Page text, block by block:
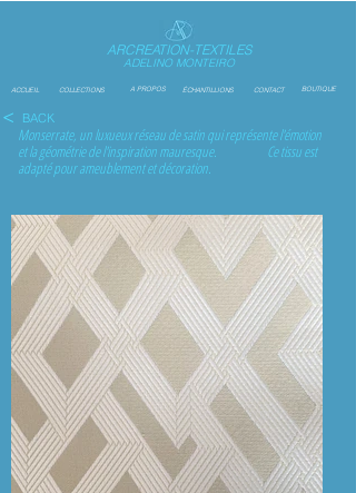
ARCREATION-TEXTILES
ADELINO MONTEIRO
ACCUEIL COLLECTIONS A PROPOS ÉCHANTILLIONS CONTACT BOUTIQUE
Monserrate, un luxueux réseau de satin qui représente l'émotion
et la géométrie de l'inspiration mauresque. Ce tissu est
adapté pour ameublement et décoration.
< BACK